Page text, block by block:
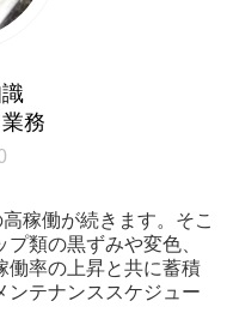
務
稼働が続きます。そこ
類の黒ずみや変色、
働率の上昇と共に蓄積
ンテナンススケジュー